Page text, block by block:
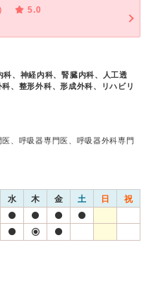
5.0
科、神経内科、腎臓内科、人工透
、整形外科、形成外科、リハビリ
、呼吸器専門医、呼吸器外科専門
水 木 金 土 日 祝